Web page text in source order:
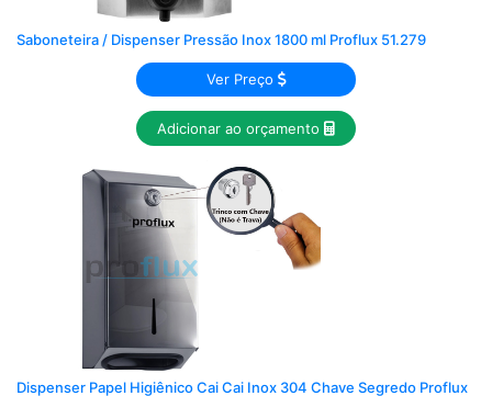
Saboneteira / Dispenser Pressão Inox 1800 ml Proflux 51.279
Ver Preço
Adicionar ao orçamento
Dispenser Papel Higiênico Cai Cai Inox 304 Chave Segredo Proflux